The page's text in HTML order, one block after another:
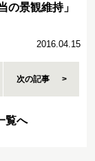
の景観維持」
2016.04.15
次の記事
覧へ